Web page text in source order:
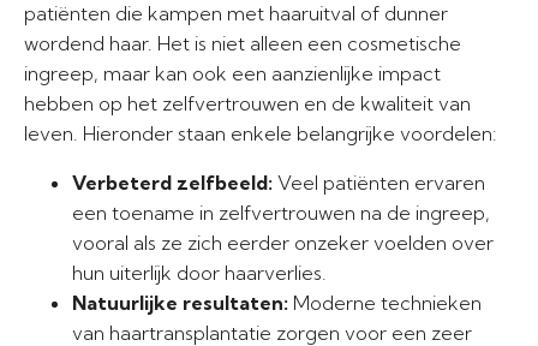
patiënten die kampen met haaruitval of dunner
wordend haar. Het is niet alleen een cosmetische
ingreep, maar kan ook een aanzienlijke impact
hebben op het zelfvertrouwen en de kwaliteit van
leven. Hieronder staan enkele belangrijke voordelen:
Verbeterd zelfbeeld: Veel patiënten ervaren
een toename in zelfvertrouwen na de ingreep,
vooral als ze zich eerder onzeker voelden over
hun uiterlijk door haarverlies.
Natuurlijke resultaten: Moderne technieken
van haartransplantatie zorgen voor een zeer